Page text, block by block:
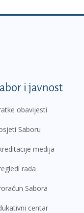
i javnost
obavijesti
Saboru
medija
rada
Sabora
centar